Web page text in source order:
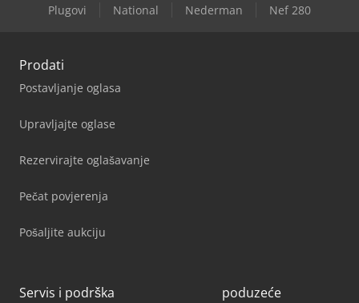
Plugovi
National Nederman Nef 280
Prodati
Postavljanje oglasa
Upravljajte oglase
Rezervirajte oglašavanje
Pečat povjerenja
Pošaljite aukciju
Servis i podrška poduzeće